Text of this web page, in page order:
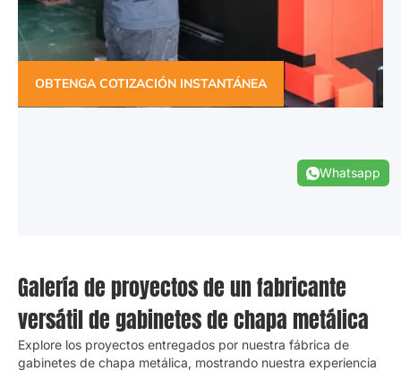
Galería de proyectos de un fabricante
versátil de gabinetes de chapa metálica
Explore los proyectos entregados por nuestra fábrica de
gabinetes de chapa metálica, mostrando nuestra experiencia
Whatsapp